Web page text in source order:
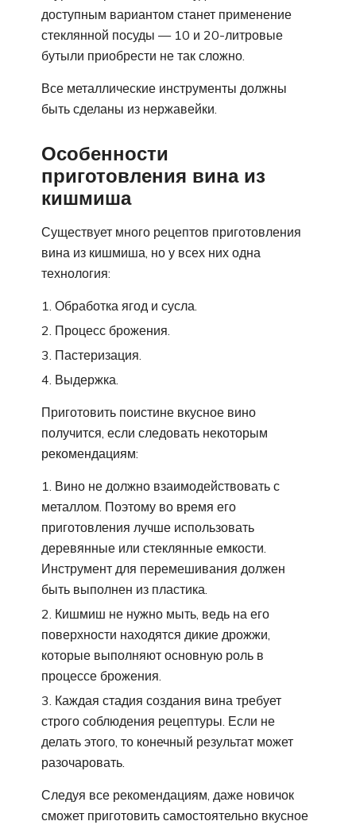
доступным вариантом станет применение
стеклянной посуды — 10 и 20-литровые
бутыли приобрести не так сложно.
Все металлические инструменты должны
быть сделаны из нержавейки.
Особенности
приготовления вина из
кишмиша
Существует много рецептов приготовления
вина из кишмиша, но у всех них одна
технология:
Обработка ягод и сусла.
Процесс брожения.
Пастеризация.
Выдержка.
Приготовить поистине вкусное вино
получится, если следовать некоторым
рекомендациям:
Вино не должно взаимодействовать с
металлом. Поэтому во время его
приготовления лучше использовать
деревянные или стеклянные емкости.
Инструмент для перемешивания должен
быть выполнен из пластика.
Кишмиш не нужно мыть, ведь на его
поверхности находятся дикие дрожжи,
которые выполняют основную роль в
процессе брожения.
Каждая стадия создания вина требует
строго соблюдения рецептуры. Если не
делать этого, то конечный результат может
разочаровать.
Следуя все рекомендациям, даже новичок
сможет приготовить самостоятельно вкусное